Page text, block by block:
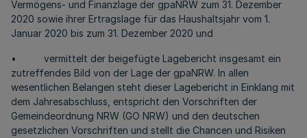
Vermögens- und Finanzlage der gpaNRW zum 31. Dezember
2020 sowie ihrer Ertragslage für das Haushaltsjahr vom 1.
Januar 2020 bis zum 31. Dezember 2020 und
• vermittelt der beigefügte Lagebericht insgesamt ein
zutreffendes Bild von der Lage der gpaNRW. In allen
wesentlichen Belangen steht dieser Lagebericht in Einklang mit
dem Jahresabschluss, entspricht den Vorschriften der
Gemeindeordnung NRW (GO NRW) und den deutschen
gesetzlichen Vorschriften und stellt die Chancen und Risiken